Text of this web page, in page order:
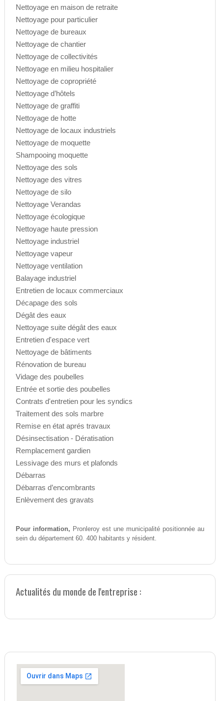
Nettoyage en maison de retraite
Nettoyage pour particulier
Nettoyage de bureaux
Nettoyage de chantier
Nettoyage de collectivités
Nettoyage en milieu hospitalier
Nettoyage de copropriété
Nettoyage d’hôtels
Nettoyage de graffiti
Nettoyage de hotte
Nettoyage de locaux industriels
Nettoyage de moquette
Shampooing moquette
Nettoyage des sols
Nettoyage des vitres
Nettoyage de silo
Nettoyage Verandas
Nettoyage écologique
Nettoyage haute pression
Nettoyage industriel
Nettoyage vapeur
Nettoyage ventilation
Balayage industriel
Entretien de locaux commerciaux
Décapage des sols
Dégât des eaux
Nettoyage suite dégât des eaux
Entretien d'espace vert
Nettoyage de bâtiments
Rénovation de bureau
Vidage des poubelles
Entrée et sortie des poubelles
Contrats d'entretien pour les syndics
Traitement des sols marbre
Remise en état aprés travaux
Désinsectisation - Dératisation
Remplacement gardien
Lessivage des murs et plafonds
Débarras
Débarras d’encombrants
Enlèvement des gravats
Pour information, Pronleroy est une municipalité positionnée au
sein du département 60. 400 habitants y résident.
Actualités du monde de l'entreprise :